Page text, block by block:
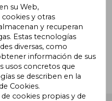
su Web,
cookies y otras
y recuperan
Estas tecnologías
diversas, como
información de sus
usos concretos que
se describen en la
Cookies.
cookies propias y de